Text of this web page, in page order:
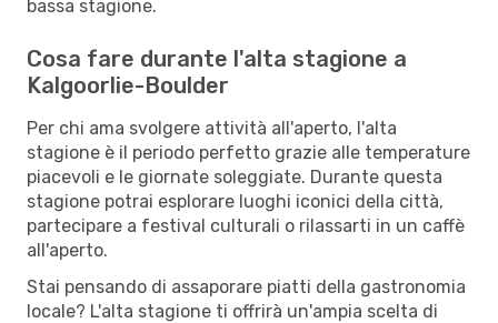
bassa stagione.
Cosa fare durante l'alta stagione a
Kalgoorlie-Boulder
Per chi ama svolgere attività all'aperto, l'alta
stagione è il periodo perfetto grazie alle temperature
piacevoli e le giornate soleggiate. Durante questa
stagione potrai esplorare luoghi iconici della città,
partecipare a festival culturali o rilassarti in un caffè
all'aperto.
Stai pensando di assaporare piatti della gastronomia
locale? L'alta stagione ti offrirà un'ampia scelta di